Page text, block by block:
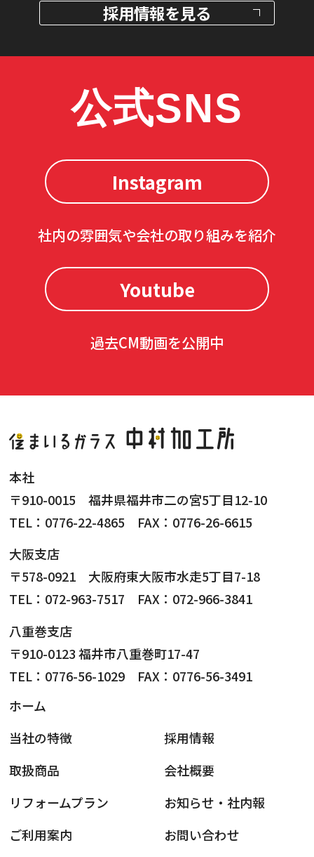
採用情報を見る
公式SNS
Instagram
社内の雰囲気や会社の取り組みを紹介
Youtube
過去CM動画を公開中
本社
〒910-0015 福井県福井市二の宮5丁目12-10
TEL：0776-22-4865 FAX：0776-26-6615
大阪支店
〒578-0921 大阪府東大阪市水走5丁目7-18
TEL：072-963-7517 FAX：072-966-3841
八重巻支店
〒910-0123 福井市八重巻町17-47
TEL：0776-56-1029 FAX：0776-56-3491
ホーム
当社の特徴
取扱商品
リフォームプラン
ご利用案内
採用情報
会社概要
お知らせ・社内報
お問い合わせ